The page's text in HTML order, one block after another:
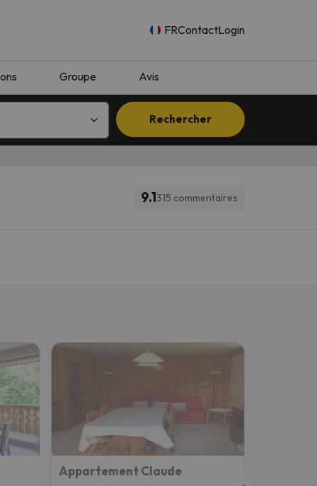
FRContactLogin
Groupe Avis
Rechercher
9.1315 commentaires
Appartement Claude